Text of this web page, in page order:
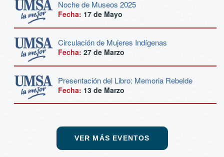
Noche de Museos 2025
Fecha: 17 de Mayo
Circulación de Mujeres Indígenas
Fecha: 27 de Marzo
Presentación del Libro: Memoria Rebelde
Fecha: 13 de Marzo
VER MÁS EVENTOS